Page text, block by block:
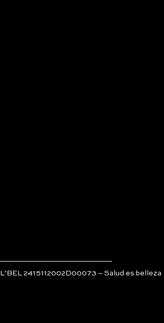
L’BEL 2415112002D00073 – Salud es belleza